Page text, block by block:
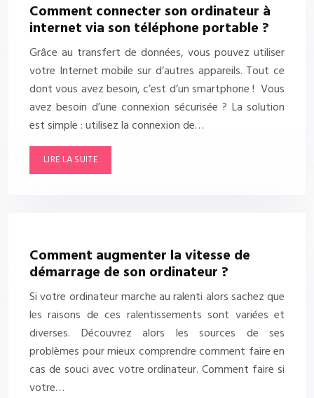
Comment connecter son ordinateur à
internet via son téléphone portable ?
Grâce au transfert de données, vous pouvez utiliser
votre Internet mobile sur d’autres appareils. Tout ce
dont vous avez besoin, c’est d’un smartphone ! Vous
avez besoin d’une connexion sécurisée ? La solution
est simple : utilisez la connexion de…
LIRE LA SUITE
Comment augmenter la vitesse de
démarrage de son ordinateur ?
Si votre ordinateur marche au ralenti alors sachez que
les raisons de ces ralentissements sont variées et
diverses. Découvrez alors les sources de ses
problèmes pour mieux comprendre comment faire en
cas de souci avec votre ordinateur. Comment faire si
votre…